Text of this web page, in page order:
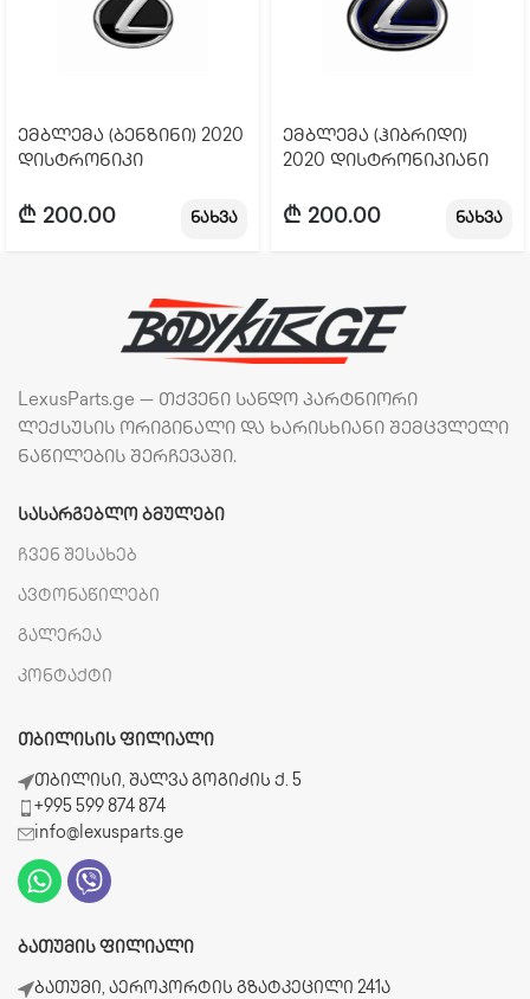
ემბლემა (ბენზინი) 2020
დისტრონიკი
₾ 200.00 ნახვა
ემბლემა (ჰიბრიდი)
2020 დისტრონიკიანი
₾ 200.00 ნახვა
LexusParts.ge — თქვენი სანდო პარტნიორი
ლექსუსის ორიგინალი და ხარისხიანი შემცვლელი
ნაწილების შერჩევაში.
ᲡᲐᲡᲐᲠᲒᲔᲑᲚᲝ ᲑᲛᲣᲚᲔᲑᲘ
ჩვენ შესახებ
ავტონაწილები
გალერეა
კონტაქტი
ᲗᲑᲘᲚᲘᲡᲘᲡ ᲤᲘᲚᲘᲐᲚᲘ
თბილისი, შალვა გოგიძის ქ. 5
+995 599 874 874
info@lexusparts.ge
ᲑᲐᲗᲣᲛᲘᲡ ᲤᲘᲚᲘᲐᲚᲘ
ბათუმი, აეროპორტის გზატკეცილი 241ა